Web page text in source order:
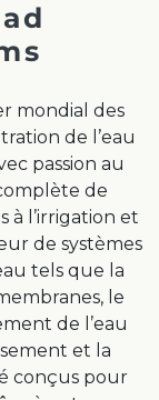
mondial des
de l’eau
passion au
de
à l’irrigation et
de systèmes
tels que la
le
de l’eau
et la
conçus pour